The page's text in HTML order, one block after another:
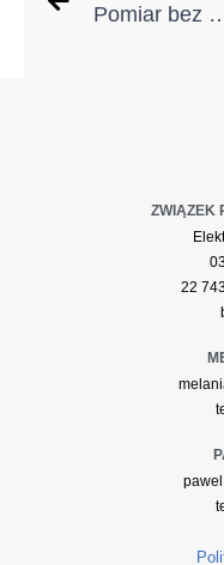
Pomiar bez pudła – laser
ZWIĄZEK
22